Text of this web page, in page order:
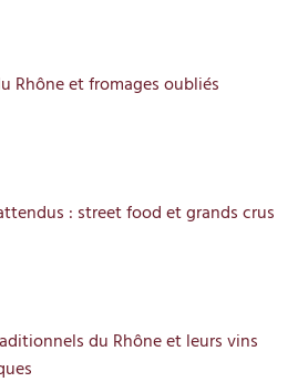
Rhône et fromages oubliés
: street food et grands crus
du Rhône et leurs vins